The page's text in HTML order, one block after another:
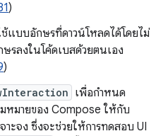
)
แบบอักษรที่ดาวน์โหลดได้โดยไม่
รลงในโค้ดเบสด้วยตนเอง
)
เพื่อกำหนด
มหมายของ Compose ให้กับ
ะจง ซึ่งจะช่วยให้การทดสอบ UI